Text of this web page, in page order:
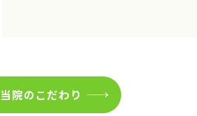
当院のこだわり